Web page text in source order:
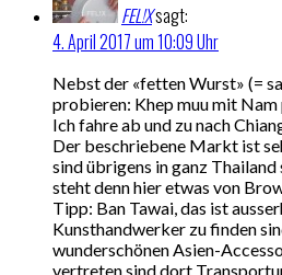
FEL!Xsagt:
4. April 2017 um 10:09 Uhr
Nebst der «fetten Wurst» (=
probieren: Khep muu mit Nam
Ich fahre ab und zu nach
Der beschriebene Markt ist
sind übrigens in ganz
steht denn hier etwas von
Tipp: Ban Tawai, das ist
Kunsthandwerker zu finden
wunderschönen Asien-
vertreten sind dort